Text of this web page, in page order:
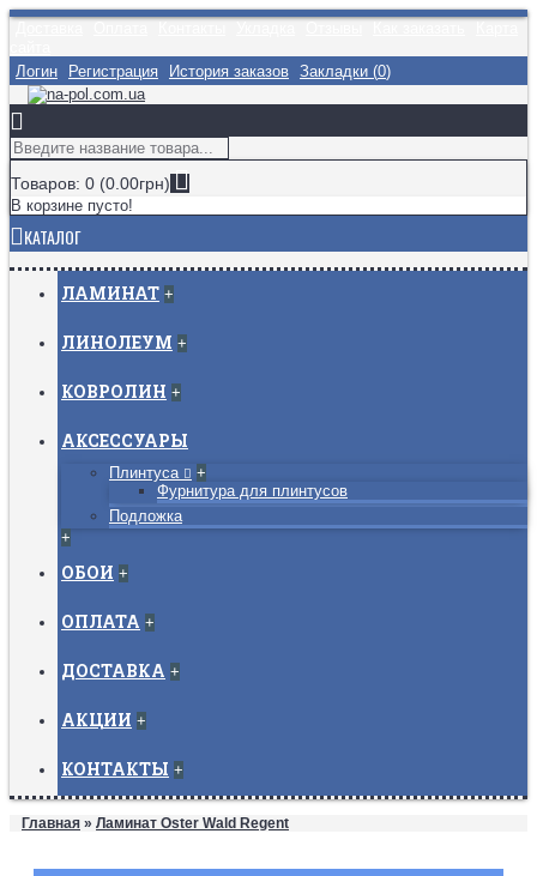
Логин
Регистрация История заказов Закладки (0)
Товаров: 0 (0.00грн)
В корзине пусто!
КАТАЛОГ
ЛАМИНАТ +
ЛИНОЛЕУМ +
КОВРОЛИН +
АКСЕССУАРЫ
Плинтуса
+
Фурнитура для плинтусов
Подложка
+
ОБОИ +
ОПЛАТА +
ДОСТАВКА +
АКЦИИ +
КОНТАКТЫ +
Главная » Ламинат Oster Wald Regent